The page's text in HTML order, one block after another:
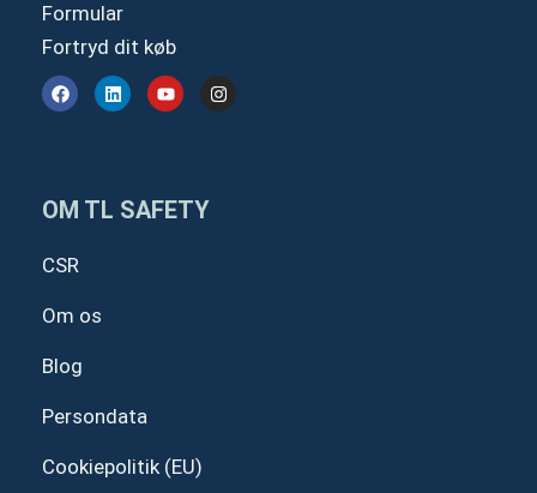
Formular
Fortryd dit køb
F
a
c
k
L
i
n
n
Y
o
u
I
n
s
OM TL SAFETY
CSR
Om os
Blog
Persondata
Cookiepolitik (EU)